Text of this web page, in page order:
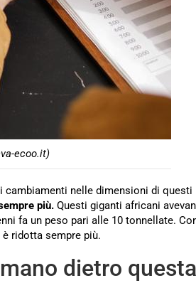
ecoo.it)
cambiamenti nelle dimensioni di questi
più. Questi giganti africani
fa un peso pari alle 10 tonnellate.
ridotta sempre più.
dietro questa